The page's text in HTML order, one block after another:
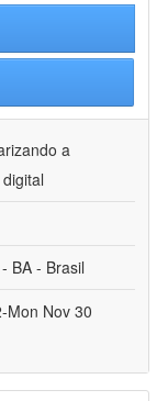
a
BA - Brasil
Mon Nov 30